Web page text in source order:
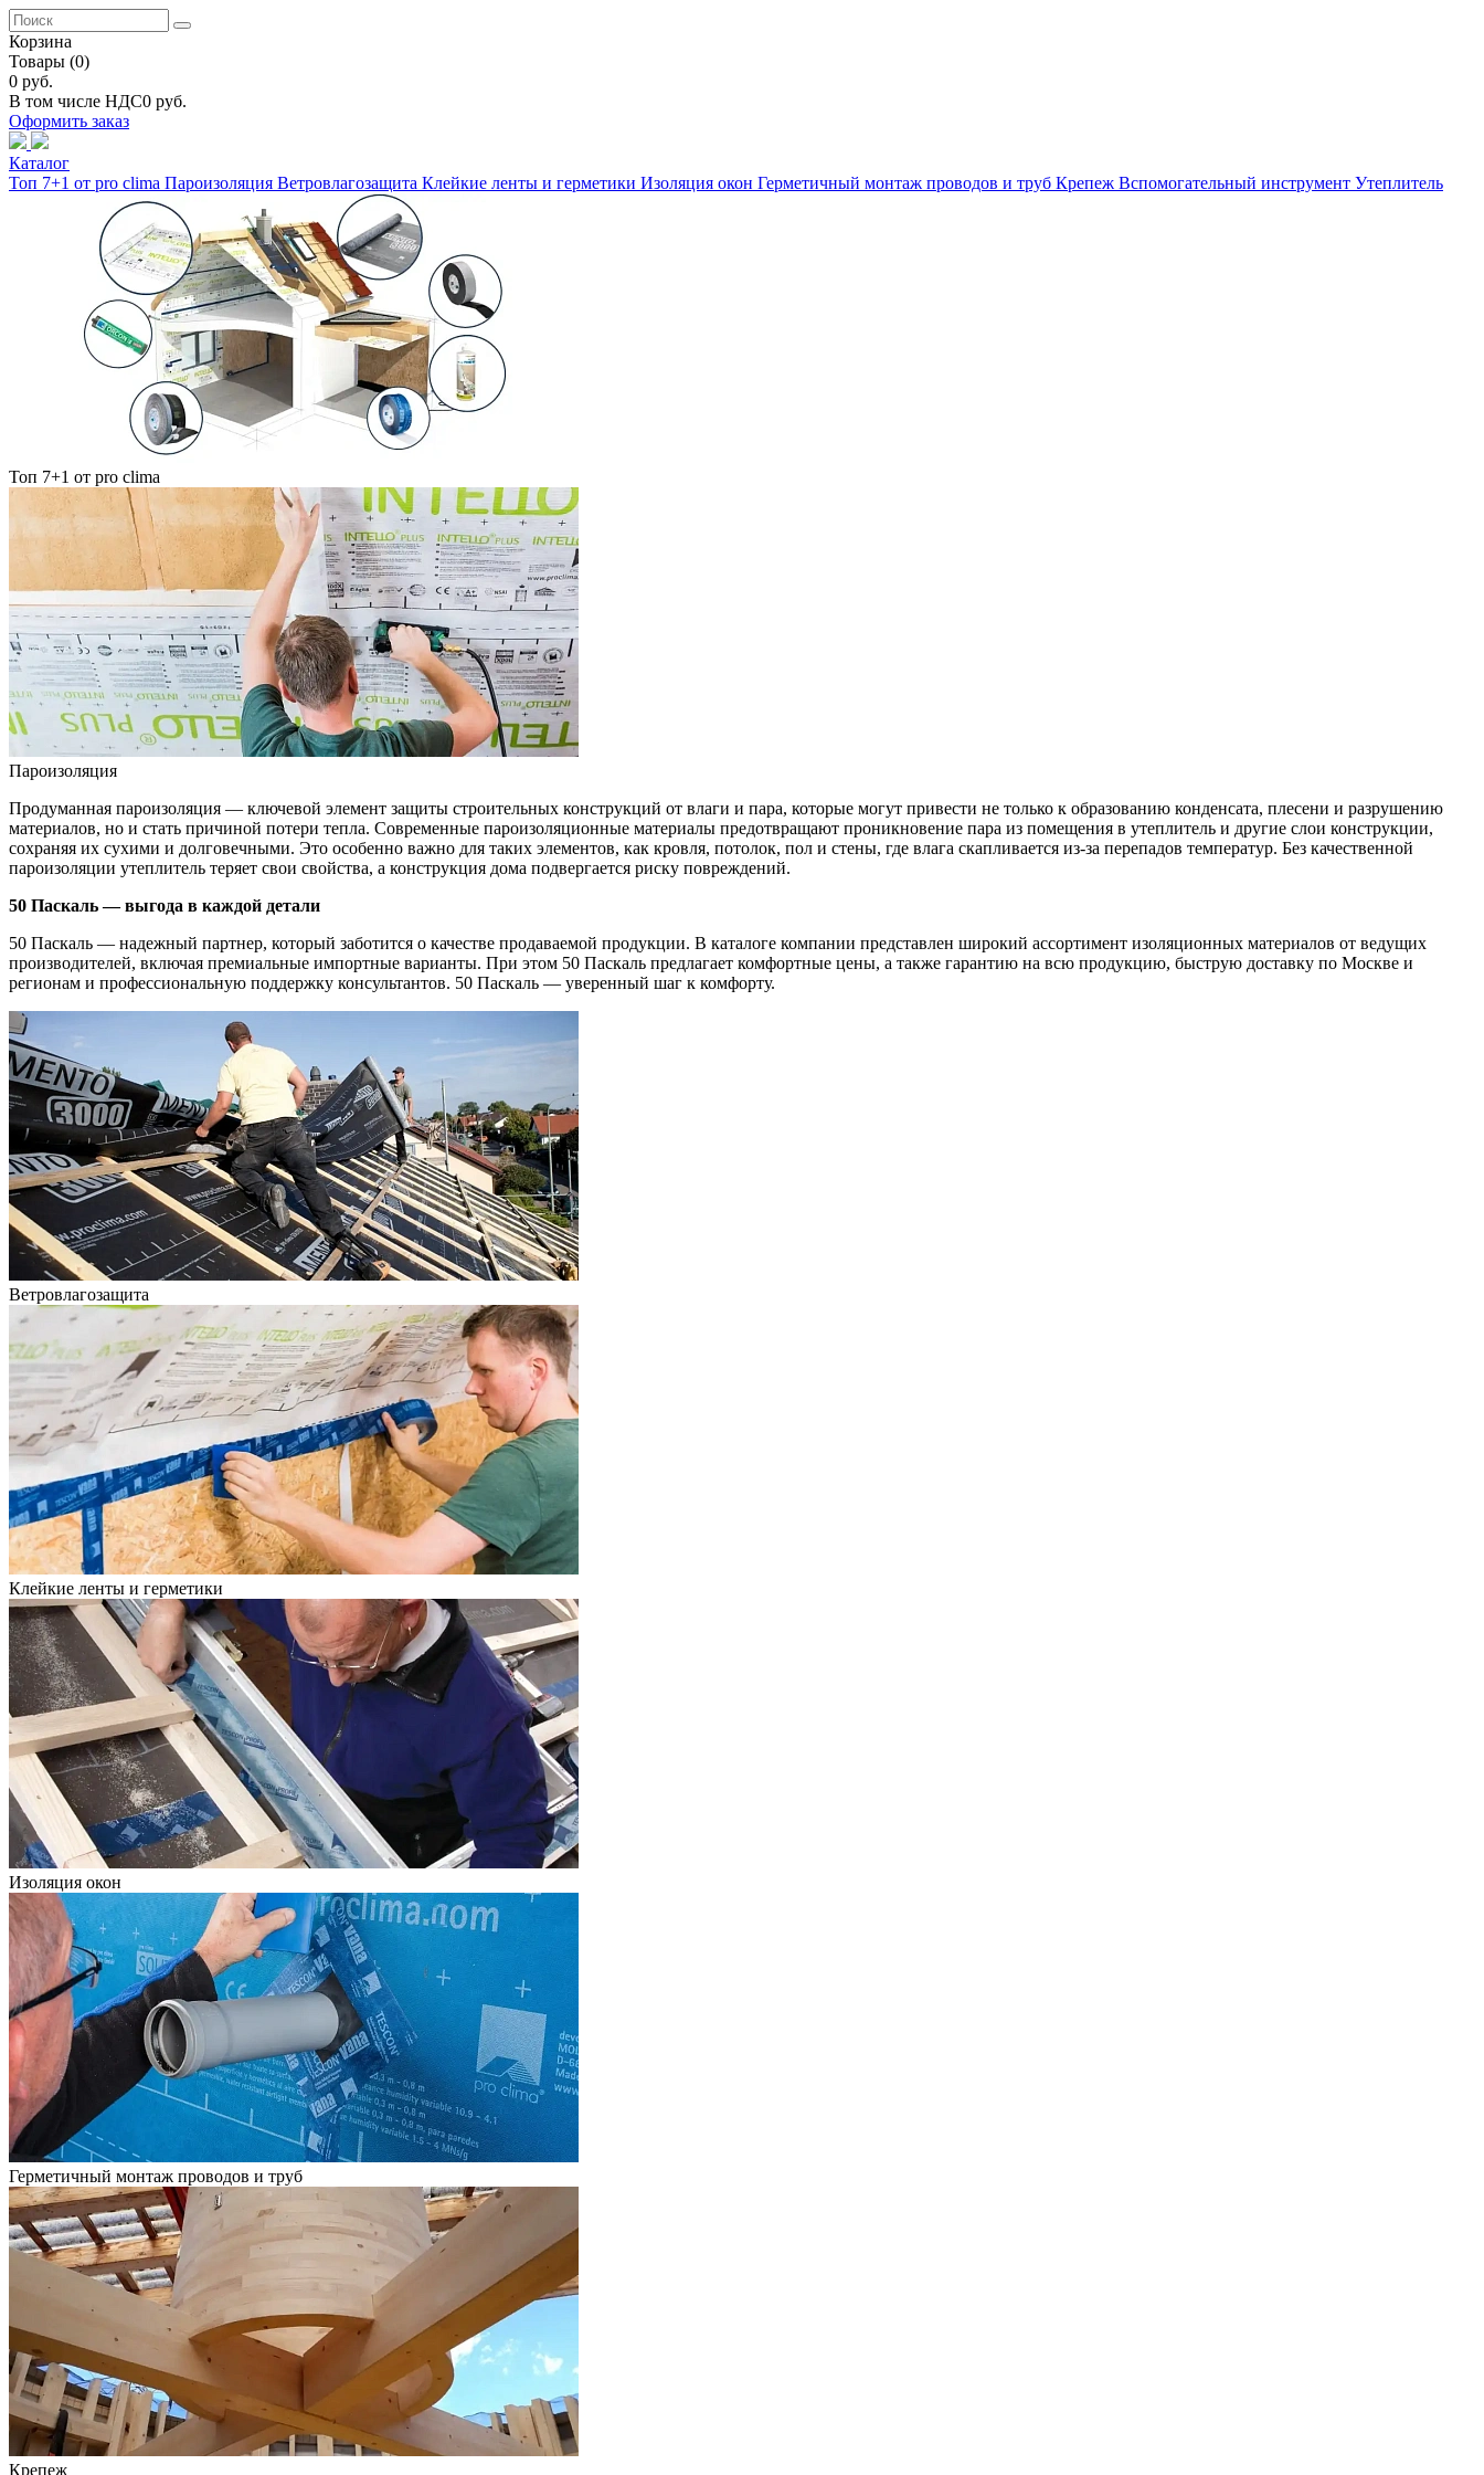
Корзина
Товары (0)
0 руб.
В том числе НДС0 руб.
Оформить заказ
Каталог
Топ 7+1 от pro clima Пароизоляция Ветровлагозащита Клейкие ленты и герметики Изоляция окон Герметичный монтаж проводов и труб Крепеж Вспомогательный инструмент Утеплитель
Топ 7+1 от pro clima
Пароизоляция
Продуманная пароизоляция — ключевой элемент защиты строительных конструкций от влаги и пара, которые могут привести не только к образованию конденсата, плесени и разрушению
материалов, но и стать причиной потери тепла. Современные пароизоляционные материалы предотвращают проникновение пара из помещения в утеплитель и другие слои конструкции,
сохраняя их сухими и долговечными. Это особенно важно для таких элементов, как кровля, потолок, пол и стены, где влага скапливается из-за перепадов температур. Без качественной
пароизоляции утеплитель теряет свои свойства, а конструкция дома подвергается риску повреждений.
50 Паскаль — выгода в каждой детали
50 Паскаль — надежный партнер, который заботится о качестве продаваемой продукции. В каталоге компании представлен широкий ассортимент изоляционных материалов от ведущих
производителей, включая премиальные импортные варианты. При этом 50 Паскаль предлагает комфортные цены, а также гарантию на всю продукцию, быструю доставку по Москве и
регионам и профессиональную поддержку консультантов. 50 Паскаль — уверенный шаг к комфорту.
Ветровлагозащита
Клейкие ленты и герметики
Изоляция окон
Герметичный монтаж проводов и труб
Крепеж